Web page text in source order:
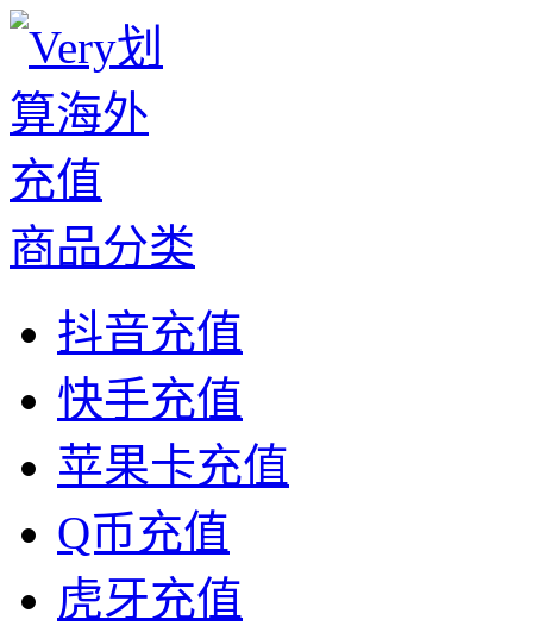
商品分类
抖音充值
快手充值
苹果卡充值
Q币充值
虎牙充值